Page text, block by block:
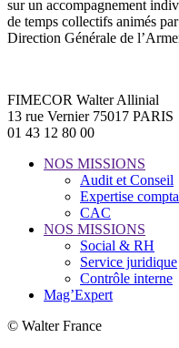
sur un accompagnement
de temps collectifs animés
Direction Générale de
FIMECOR Walter Allinial
13 rue Vernier 75017 PARIS
01 43 12 80 00
NOS MISSIONS
Audit et Conseil
Expertise
CAC
NOS MISSIONS
Social & RH
Service juridique
Contrôle interne
Mag’Expert
© Walter France